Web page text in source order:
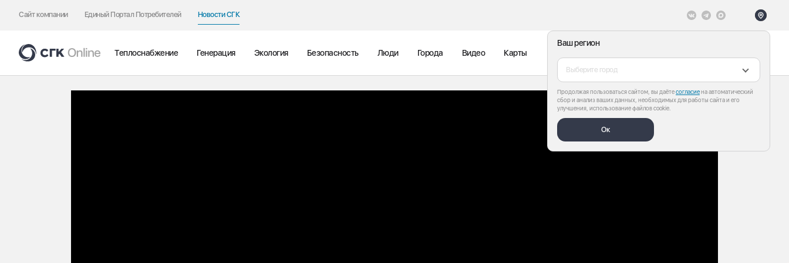
Сайт компании Единый Портал Потребителей Новости СГК
Ваш регион
Выберите город
Продолжая пользоваться сайтом, вы даётесогласиена автоматический
сбор и анализ ваших данных, необходимых для работы сайта и его
улучшения, использование файлов cookie.
Ок
Теплоснабжение Генерация Экология Безопасность Люди Города Видео Карты